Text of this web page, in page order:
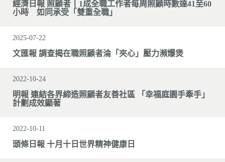
經濟日報 照顧者丨1成全職工作者每周照顧時數達41至60
小時 如同承受「雙重全職」
2025-07-22
文匯報 調查揭在職照顧者淪「夾心」壓力瀕爆煲
2022-10-24
明報 連結各界締造照顧者友善社區 「幸福庭園手牽手」
計劃成效顯著
2022-10-11
頭條日報 十月十日世界精神健康日